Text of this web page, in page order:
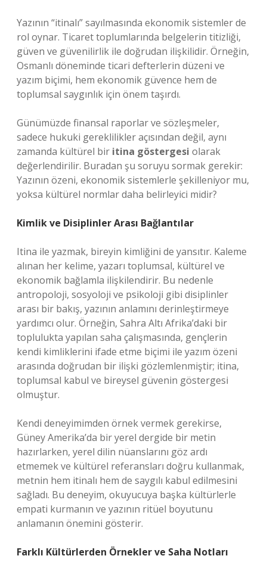
Yazının “itinalı” sayılmasında ekonomik sistemler de
rol oynar. Ticaret toplumlarında belgelerin titizliği,
güven ve güvenilirlik ile doğrudan ilişkilidir. Örneğin,
Osmanlı döneminde ticari defterlerin düzeni ve
yazım biçimi, hem ekonomik güvence hem de
toplumsal saygınlık için önem taşırdı.
Günümüzde finansal raporlar ve sözleşmeler,
sadece hukuki gereklilikler açısından değil, aynı
zamanda kültürel bir itina göstergesi olarak
değerlendirilir. Buradan şu soruyu sormak gerekir:
Yazının özeni, ekonomik sistemlerle şekilleniyor mu,
yoksa kültürel normlar daha belirleyici midir?
Kimlik ve Disiplinler Arası Bağlantılar
Itina ile yazmak, bireyin kimliğini de yansıtır. Kaleme
alınan her kelime, yazarı toplumsal, kültürel ve
ekonomik bağlamla ilişkilendirir. Bu nedenle
antropoloji, sosyoloji ve psikoloji gibi disiplinler
arası bir bakış, yazının anlamını derinleştirmeye
yardımcı olur. Örneğin, Sahra Altı Afrika’daki bir
toplulukta yapılan saha çalışmasında, gençlerin
kendi kimliklerini ifade etme biçimi ile yazım özeni
arasında doğrudan bir ilişki gözlemlenmiştir; itina,
toplumsal kabul ve bireysel güvenin göstergesi
olmuştur.
Kendi deneyimimden örnek vermek gerekirse,
Güney Amerika’da bir yerel dergide bir metin
hazırlarken, yerel dilin nüanslarını göz ardı
etmemek ve kültürel referansları doğru kullanmak,
metnin hem itinalı hem de saygılı kabul edilmesini
sağladı. Bu deneyim, okuyucuya başka kültürlerle
empati kurmanın ve yazının ritüel boyutunu
anlamanın önemini gösterir.
Farklı Kültürlerden Örnekler ve Saha Notları